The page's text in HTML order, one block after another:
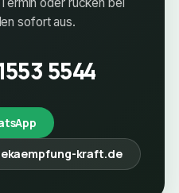
sofort aus.
5544
kraft.de